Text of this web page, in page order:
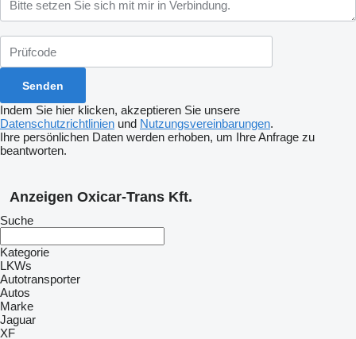
Indem Sie hier klicken, akzeptieren Sie unsere
Datenschutzrichtlinien und Nutzungsvereinbarungen.
Ihre persönlichen Daten werden erhoben, um Ihre Anfrage zu
beantworten.
Anzeigen Oxicar-Trans Kft.
Suche
Kategorie
LKWs
Autotransporter
Autos
Marke
Jaguar
XF